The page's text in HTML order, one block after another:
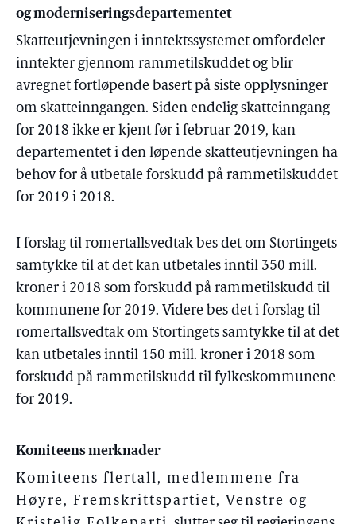
og moderniseringsdepartementet
Skatteutjevningen i inntektssystemet omfordeler
inntekter gjennom rammetilskuddet og blir
avregnet fortløpende basert på siste opplysninger
om skatteinngangen. Siden endelig skatteinngang
for 2018 ikke er kjent før i februar 2019, kan
departementet i den løpende skatteutjevningen ha
behov for å utbetale forskudd på rammetilskuddet
for 2019 i 2018.
I forslag til romertallsvedtak bes det om Stortingets
samtykke til at det kan utbetales inntil 350 mill.
kroner i 2018 som forskudd på rammetilskudd til
kommunene for 2019. Videre bes det i forslag til
romertallsvedtak om Stortingets samtykke til at det
kan utbetales inntil 150 mill. kroner i 2018 som
forskudd på rammetilskudd til fylkeskommunene
for 2019.
Komiteens merknader
Komiteens flertall, medlemmene fra
Høyre, Fremskrittspartiet, Venstre og